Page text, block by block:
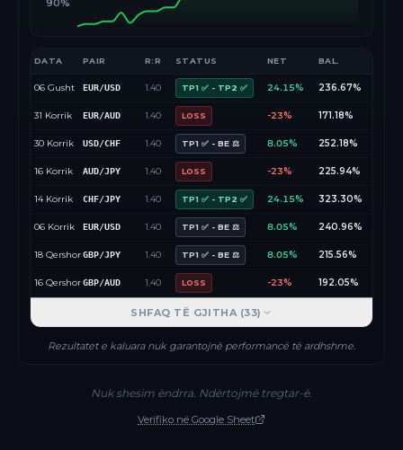
90%
DATA PAIR R:R STATUS NET BAL.
06 Gusht EUR/USD 1.40 TP1 ✅ - TP2 ✅ 24.15% 236.67%
31 Korrik EUR/AUD 1.40 LOSS -23% 171.18%
30 Korrik USD/CHF 1.40 TP1 ✅ - BE ⚖️ 8.05% 252.18%
16 Korrik AUD/JPY 1.40 LOSS -23% 225.94%
14 Korrik CHF/JPY 1.40 TP1 ✅ - TP2 ✅ 24.15% 323.30%
06 Korrik EUR/USD 1.40 TP1 ✅ - BE ⚖️ 8.05% 240.96%
18 QershorGBP/JPY 1.40 TP1 ✅ - BE ⚖️ 8.05% 215.56%
16 QershorGBP/AUD 1.40 LOSS -23% 192.05%
SHFAQ TË GJITHA (33)
Rezultatet e kaluara nuk garantojnë performancë të ardhshme.
Nuk shesim ëndrra. Ndërtojmë tregtar-ë.
Verifiko në Google Sheet